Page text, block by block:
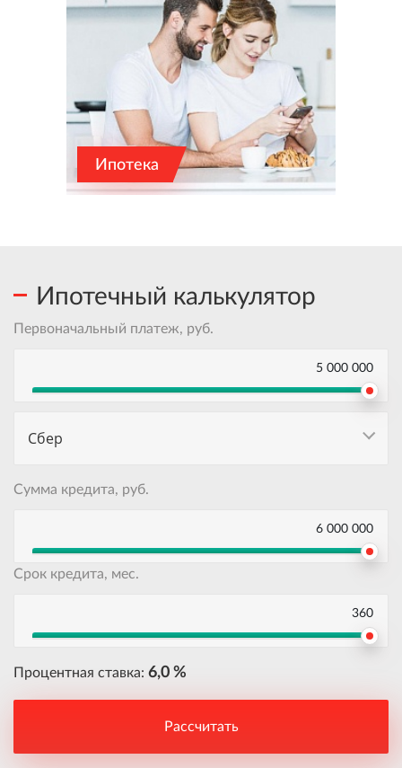
Ипотека
Ипотечный калькулятор
Первоначальный платеж, руб.
5 000 000
Сбер
Сумма кредита, руб.
6 000 000
Срок кредита, мес.
360
Процентная ставка: 6,0 %
Рассчитать